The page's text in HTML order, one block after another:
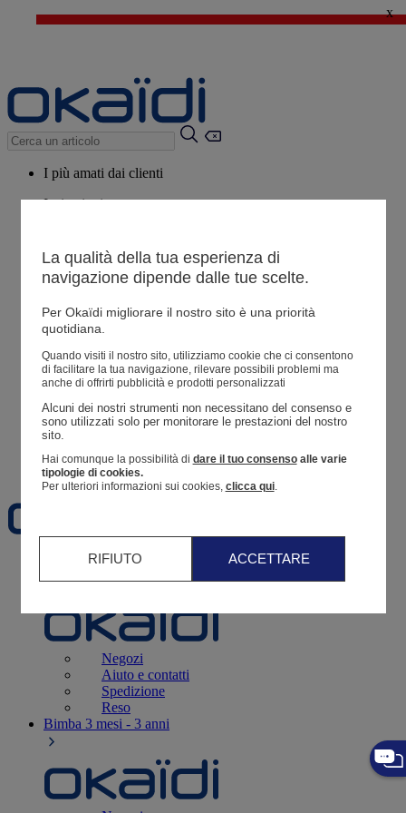
🔥SALDI : Ancora più prodotti fino al -60%*>
x
I più amati dai clienti
Ispirazioni
Potrebbero piacerti anche
Tutti i prodotti
Resoconto di un ordine
Preferiti
3 - 12 mesi
Negozi
Aiuto e contatti
Spedizione
Reso
Bimba 3 mesi - 3 anni
La qualità della tua esperienza di
navigazione dipende dalle tue scelte.
Per Okaïdi migliorare il nostro sito è una priorità
quotidiana.
Quando visiti il ​​nostro sito, utilizziamo cookie che ci consentono
di facilitare la tua navigazione, rilevare possibili problemi ma
anche di offrirti pubblicità e prodotti personalizzati
Alcuni dei nostri strumenti non necessitano del consenso e
sono utilizzati solo per monitorare le prestazioni del nostro
sito.
Hai comunque la possibilità di dare il tuo consensoalle varie
tipologie di cookies.
Per ulteriori informazioni sui cookies, clicca qui.
RIFIUTO ACCETTARE